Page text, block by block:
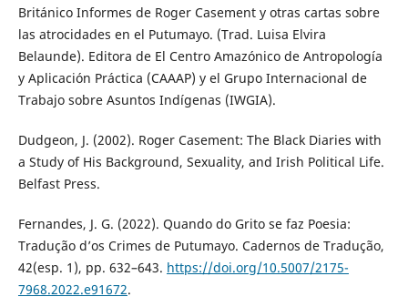
Británico Informes de Roger Casement y otras cartas sobre
las atrocidades en el Putumayo. (Trad. Luisa Elvira
Belaunde). Editora de El Centro Amazónico de Antropología
y Aplicación Práctica (CAAAP) y el Grupo Internacional de
Trabajo sobre Asuntos Indígenas (IWGIA).
Dudgeon, J. (2002). Roger Casement: The Black Diaries with
a Study of His Background, Sexuality, and Irish Political Life.
Belfast Press.
Fernandes, J. G. (2022). Quando do Grito se faz Poesia:
Tradução d’os Crimes de Putumayo. Cadernos de Tradução,
42(esp. 1), pp. 632–643. https://doi.org/10.5007/2175-
7968.2022.e91672.